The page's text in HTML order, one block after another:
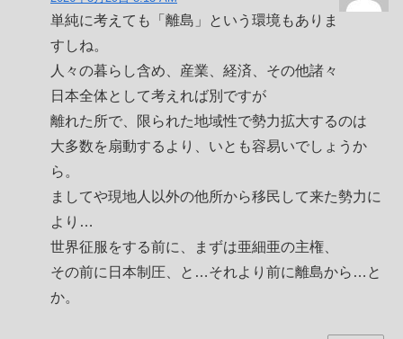
単純に考えても「離島」という環境もありま
すしね。
人々の暮らし含め、産業、経済、その他諸々
日本全体として考えれば別ですが
離れた所で、限られた地域性で勢力拡大するのは
大多数を扇動するより、いとも容易いでしょうか
ら。
ましてや現地人以外の他所から移民して来た勢力に
より…
世界征服をする前に、まずは亜細亜の主権、
その前に日本制圧、と…それより前に離島から…と
か。